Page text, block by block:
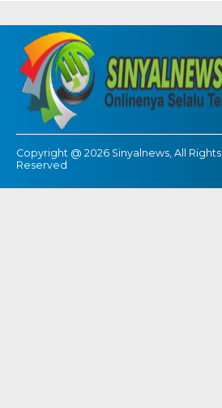
Copyright @ 2026 Sinyalnews, All Rights
Reserved